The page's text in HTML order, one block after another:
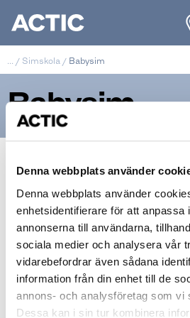
Denna webbplats använder
Denna webbplats använder
enhetsidentifierare för att anpassa
annonserna till användarna,
sociala medier och analysera vår
vidarebefordrar även sådana
information från din enhet till de
annons- och analysföretag som vi
Dessa kan i sin tur kombinera
/ Simskola / Babysim
Babysim